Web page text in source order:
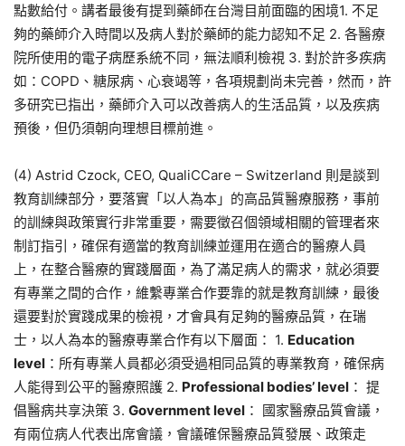
點數給付。講者最後有提到藥師在台灣目前面臨的困境1. 不足
夠的藥師介入時間以及病人對於藥師的能力認知不足 2. 各醫療
院所使用的電子病歷系統不同，無法順利檢視 3. 對於許多疾病
如：COPD、糖尿病、心衰竭等，各項規劃尚未完善，然而，許
多研究已指出，藥師介入可以改善病人的生活品質，以及疾病
預後，但仍須朝向理想目標前進。
(4) Astrid Czock, CEO, QualiCCare – Switzerland 則是談到
教育訓練部分，要落實「以人為本」的高品質醫療服務，事前
的訓練與政策實行非常重要，需要徵召個領域相關的管理者來
制訂指引，確保有適當的教育訓練並運用在適合的醫療人員
上，在整合醫療的實踐層面，為了滿足病人的需求，就必須要
有專業之間的合作，維繫專業合作要靠的就是教育訓練，最後
還要對於實踐成果的檢視，才會具有足夠的醫療品質，在瑞
士，以人為本的醫療專業合作有以下層面： 1. Education
level ：所有專業人員都必須受過相同品質的專業教育，確保病
人能得到公平的醫療照護 2. Professional bodies’ level ： 提
倡醫病共享決策 3. Government level ： 國家醫療品質會議，
有兩位病人代表出席會議，會議確保醫療品質發展、政策走